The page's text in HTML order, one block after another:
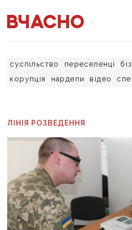
суспільство переселенці
корупція
нардепи відео
ЛІНІЯ РОЗВЕДЕННЯ